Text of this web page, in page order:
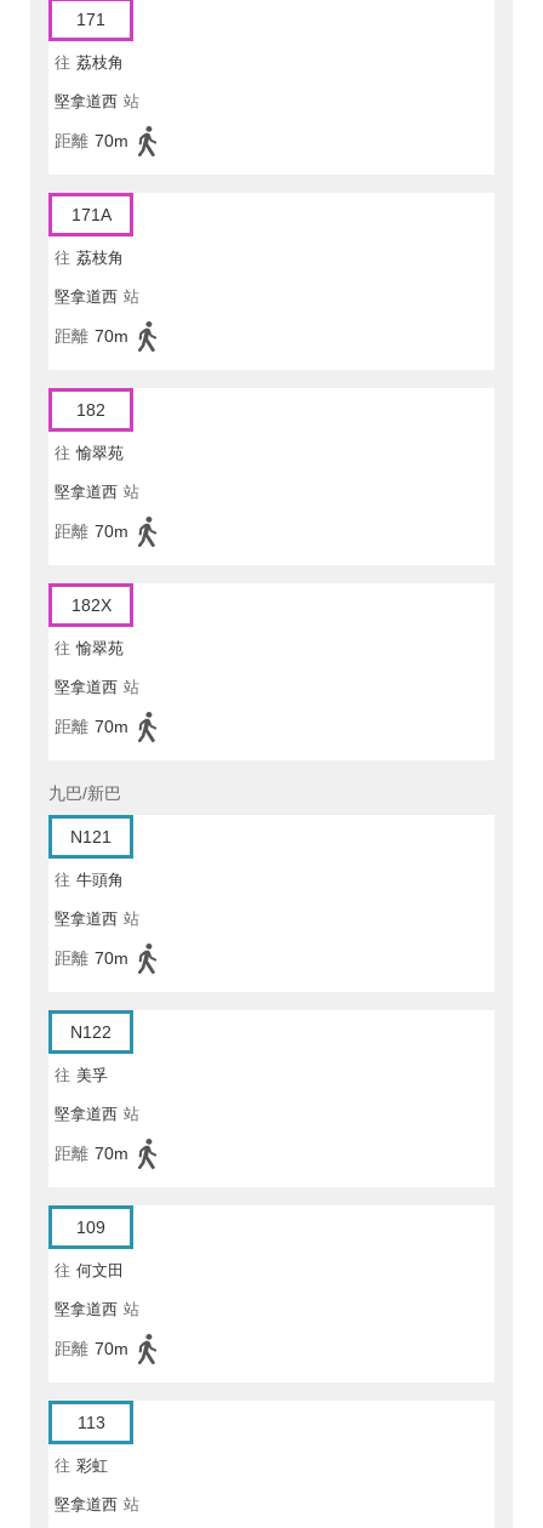
171
往 荔枝角
堅拿道西 站
距離 70m
171A
往 荔枝角
堅拿道西 站
距離 70m
182
往 愉翠苑
堅拿道西 站
距離 70m
182X
往 愉翠苑
堅拿道西 站
距離 70m
九巴/新巴
N121
往 牛頭角
堅拿道西 站
距離 70m
N122
往 美孚
堅拿道西 站
距離 70m
109
往 何文田
堅拿道西 站
距離 70m
113
往 彩虹
堅拿道西 站